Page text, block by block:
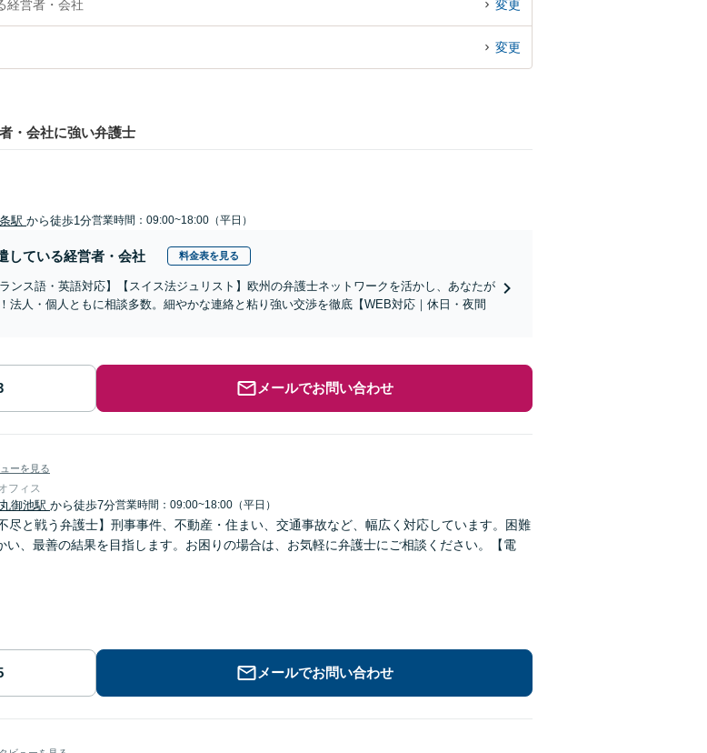
経営者・会社 変更
変更
・会社に強い弁護士
駅 から徒歩1分営業時間：09:00~18:00（平日）
している経営者・会社 料金表を見る
ンス語・英語対応】【スイス法ジュリスト】欧州の弁護士ネットワークを活かし、あなたが
法人・個人ともに相談多数。細やかな連絡と粘り強い交渉を徹底【WEB対応｜休日・夜間
メールでお問い合わせ
ーを見る
フィス
御池駅 から徒歩7分営業時間：09:00~18:00（平日）
尽と戦う弁護士】刑事事件、不動産・住まい、交通事故など、幅広く対応しています。困難
い、最善の結果を目指します。お困りの場合は、お気軽に弁護士にご相談ください。【電
メールでお問い合わせ